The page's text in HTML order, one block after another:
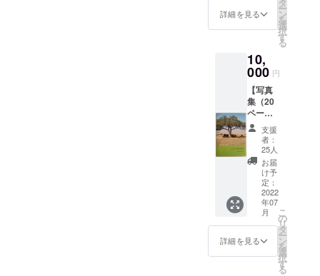
子をお
ます。
※教科書
を渡す
タイミ
ングに
より、
お届け
予定が
変更と
なる可
能性が
ありま
す。
筆の御
礼メッ
セージ
たポス
トカー
ドをお
送りい
たしま
す。 ※
郵便事
情によ
りお届
けタイ
ミング
が遅れ
る場合
がござ
います
詳細を見る ー
ン
を
選
択
す
る
10,
000 円
【写真
集（20
ページ
版）】
これま
でタン
ザニア
を訪問
して撮
りため
ていた
タンザ
ニアの
様子を
写真集
として
支援
者：
25人
お届
け予
定：
2022
年07
月
詳細を見る
こ
の
リ
タ
ー
ン
を
選
択
す
る